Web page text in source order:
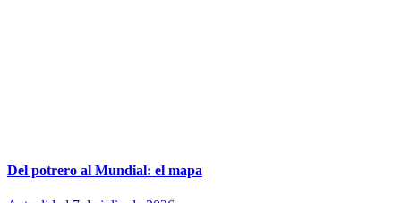
Del potrero al Mundial: el mapa